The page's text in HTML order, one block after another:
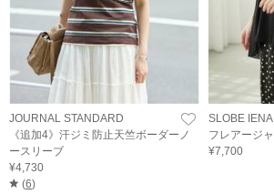
JOURNAL STANDARD
《追加4》汗ジミ防止天竺ボーダーノ
ースリーブ
¥4,730
(6)
SLOBE IENA
フレアージ
¥7,700